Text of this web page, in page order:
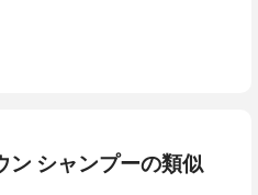
シャンプーの類似